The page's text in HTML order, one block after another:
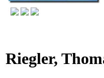
Riegler,